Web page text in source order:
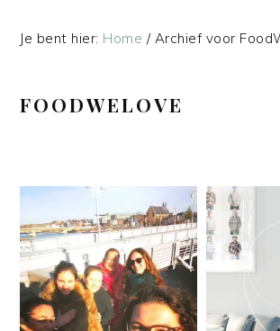
Je bent hier: Home /Archief voor
FOODWELOVE